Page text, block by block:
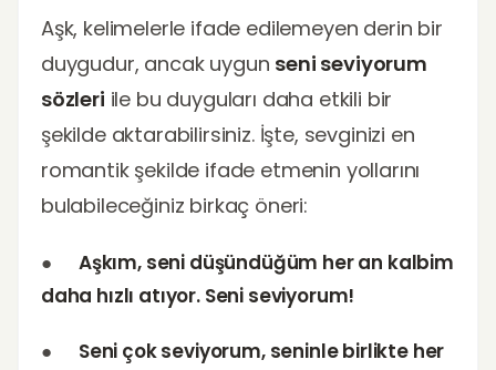
Aşk, kelimelerle ifade edilemeyen derin bir
duygudur, ancak uygun seni seviyorum
sözleri ile bu duyguları daha etkili bir
şekilde aktarabilirsiniz. İşte, sevginizi en
romantik şekilde ifade etmenin yollarını
bulabileceğiniz birkaç öneri:
● Aşkım, seni düşündüğüm her an kalbim
daha hızlı atıyor. Seni seviyorum!
● Seni çok seviyorum, seninle birlikte her